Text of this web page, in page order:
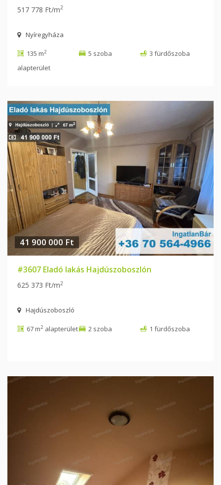
517 778 Ft/m2
Nyíregyháza
135 m2
alapterület
5 szoba 3 fürdőszoba
41 900 000 Ft
#3607 Eladó lakás Hajdúszoboszlón
625 373 Ft/m2
Hajdúszoboszló
67 m2 alapterület 2 szoba 1 fürdőszoba